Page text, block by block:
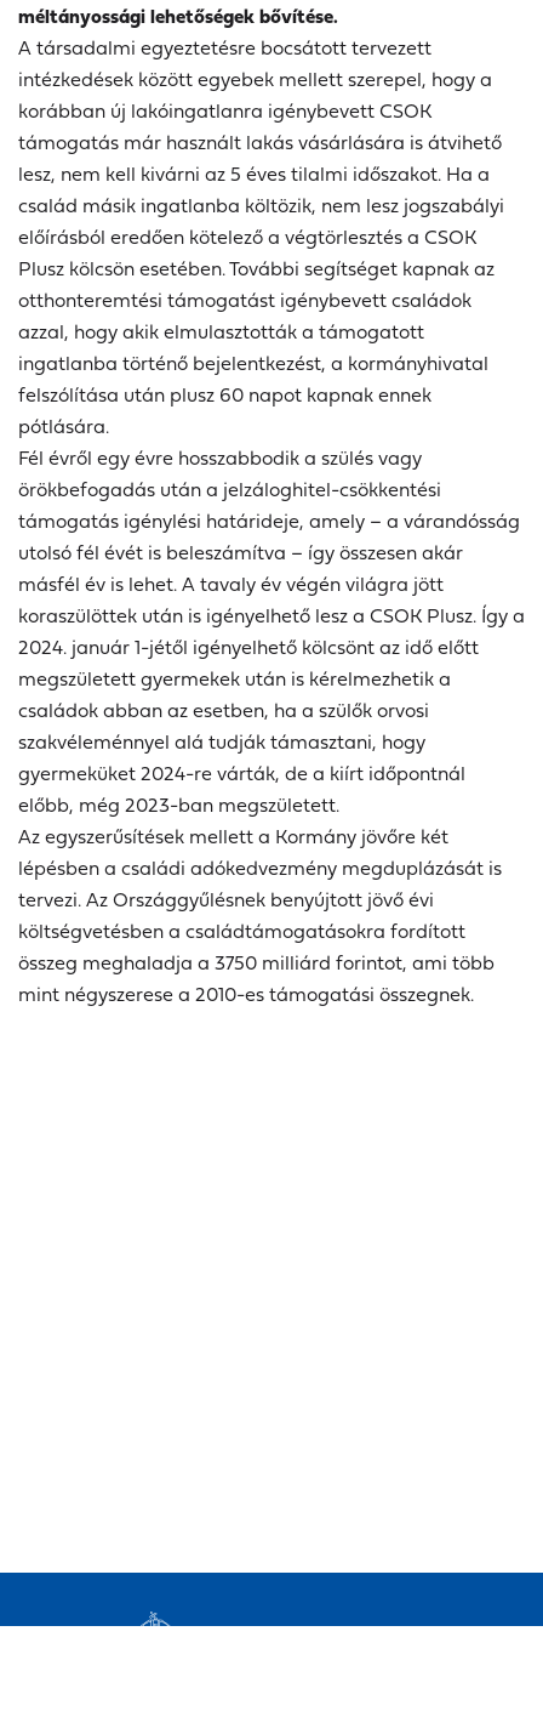
méltányossági lehetőségek bővítése.
A társadalmi egyeztetésre bocsátott tervezett
intézkedések között egyebek mellett szerepel, hogy a
korábban új lakóingatlanra igénybevett CSOK
támogatás már használt lakás vásárlására is átvihető
lesz, nem kell kivárni az 5 éves tilalmi időszakot. Ha a
család másik ingatlanba költözik, nem lesz jogszabályi
előírásból eredően kötelező a végtörlesztés a CSOK
Plusz kölcsön esetében. További segítséget kapnak az
otthonteremtési támogatást igénybevett családok
azzal, hogy akik elmulasztották a támogatott
ingatlanba történő bejelentkezést, a kormányhivatal
felszólítása után plusz 60 napot kapnak ennek
pótlására.
Fél évről egy évre hosszabbodik a szülés vagy
örökbefogadás után a jelzáloghitel-csökkentési
támogatás igénylési határideje, amely – a várandósság
utolsó fél évét is beleszámítva – így összesen akár
másfél év is lehet. A tavaly év végén világra jött
koraszülöttek után is igényelhető lesz a CSOK Plusz. Így a
2024. január 1-jétől igényelhető kölcsönt az idő előtt
megszületett gyermekek után is kérelmezhetik a
családok abban az esetben, ha a szülők orvosi
szakvéleménnyel alá tudják támasztani, hogy
gyermeküket 2024-re várták, de a kiírt időpontnál
előbb, még 2023-ban megszületett.
Az egyszerűsítések mellett a Kormány jövőre két
lépésben a családi adókedvezmény megduplázását is
tervezi. Az Országgyűlésnek benyújtott jövő évi
költségvetésben a családtámogatásokra fordított
összeg meghaladja a 3750 milliárd forintot, ami több
mint négyszerese a 2010-es támogatási összegnek.